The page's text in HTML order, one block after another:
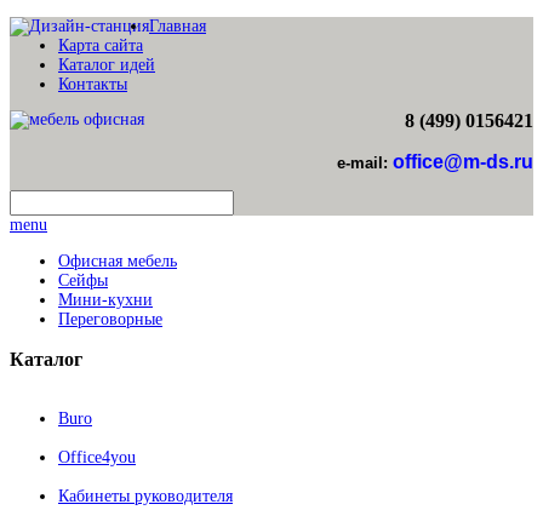
Главная
Карта сайта
Каталог идей
Контакты
8 (499) 0156421
e-mail: office@m-ds.ru
menu
Офисная мебель
Сейфы
Мини-кухни
Переговорные
Каталог
Buro
Office4you
Кабинеты руководителя